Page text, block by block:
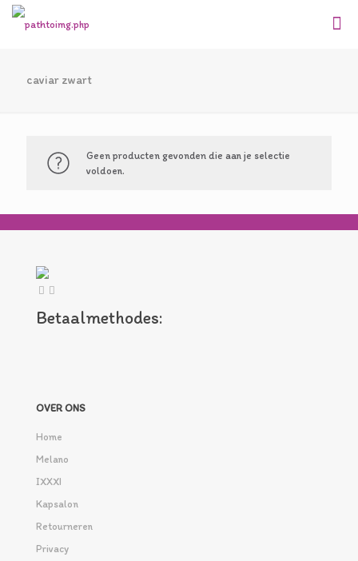
caviar zwart
Geen producten gevonden die aan je selectie
voldoen.
Betaalmethodes:
OVER ONS
Home
Melano
IXXXI
Kapsalon
Retourneren
Privacy